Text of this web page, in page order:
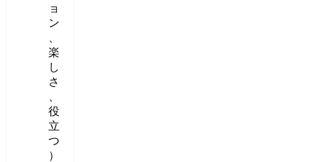
ョ
ン
楽
し
さ
役
立
つ
）